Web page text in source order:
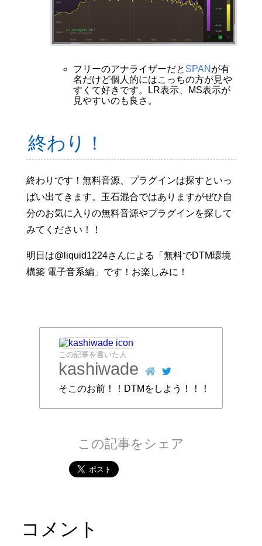
フリーのアナライザーだと SPAN が有
名だけど個人的にはこっちの方が見や
すくて好きです。LR表示、MS表示が
見やすいのも良さ。
終わり！
終わりです！無料音源、プラグインは探すといっ
ぱい出てきます。玉石混合ではありますがぜひ自
分のお気に入りの無料音源やプラグインを探して
みてください！！
明日は@liquid1224さんによる「無料でDTM環境
構築 電子音系編」です！お楽しみに！
この記事を書いた人
kashiwade
そこのお前！！DTMをしよう！！！
この記事をシェア